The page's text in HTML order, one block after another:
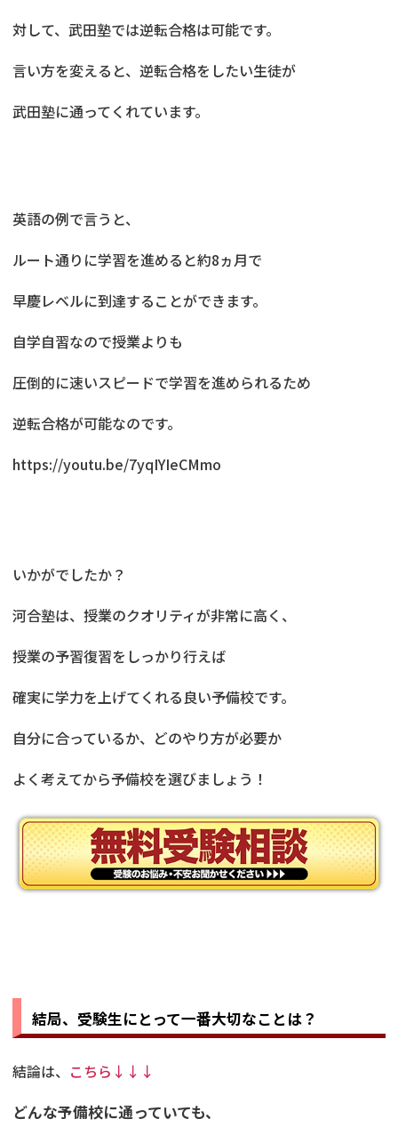
対して、武田塾では逆転合格は可能です。
言い方を変えると、逆転合格をしたい生徒が
武田塾に通ってくれています。
英語の例で言うと、
ルート通りに学習を進めると約8ヵ月で
早慶レベルに到達することができます。
自学自習なので授業よりも
圧倒的に速いスピードで学習を進められるため
逆転合格が可能なのです。
https://youtu.be/7yqIYIeCMmo
いかがでしたか？
河合塾は、授業のクオリティが非常に高く、
授業の予習復習をしっかり行えば
確実に学力を上げてくれる良い予備校です。
自分に合っているか、どのやり方が必要か
よく考えてから予備校を選びましょう！
結局、受験生にとって一番大切なことは？
結論は、 こちら↓↓↓
どんな予備校に通っていても、